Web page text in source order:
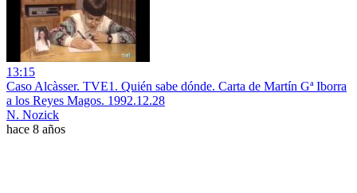
13:15
Caso Alcàsser. TVE1. Quién sabe dónde. Carta de Martín Gª Iborra
a los Reyes Magos. 1992.12.28
N. Nozick
hace 8 años